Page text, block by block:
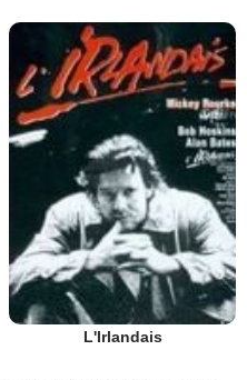
L'Irlandais